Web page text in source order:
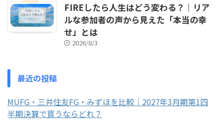
FIREしたら人生はどう変わる？｜リア
ルな参加者の声から見えた「本当の幸
せ」とは
2026/8/3
最近の投稿
MUFG・三井住友FG・みずほを比較｜2027年3月期第1四
半期決算で買うならどれ？